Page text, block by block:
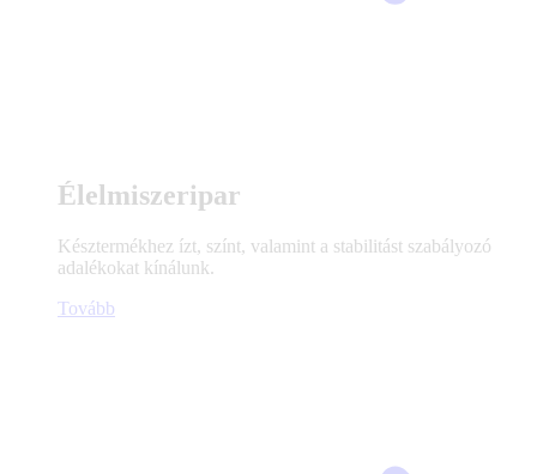
Élelmiszeripar
Késztermékhez ízt, színt, valamint a stabilitást szabályozó
adalékokat kínálunk.
Tovább